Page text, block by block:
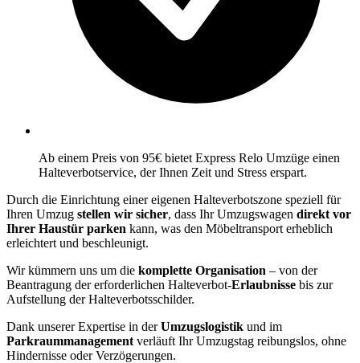
Ab einem Preis von 95€ bietet Express Relo Umzüge einen
Halteverbotservice, der Ihnen Zeit und Stress erspart.
Durch die Einrichtung einer eigenen Halteverbotszone speziell für
Ihren Umzug stellen wir sicher, dass Ihr Umzugswagen direkt vor
Ihrer Haustür parken kann, was den Möbeltransport erheblich
erleichtert und beschleunigt.
Wir kümmern uns um die komplette Organisation – von der
Beantragung der erforderlichen Halteverbot-Erlaubnisse bis zur
Aufstellung der Halteverbotsschilder.
Dank unserer Expertise in derUmzugslogistik und im
Parkraummanagement verläuft Ihr Umzugstag reibungslos, ohne
Hindernisse oder Verzögerungen.